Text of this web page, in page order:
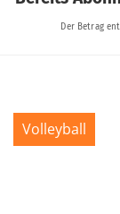
Volleyball